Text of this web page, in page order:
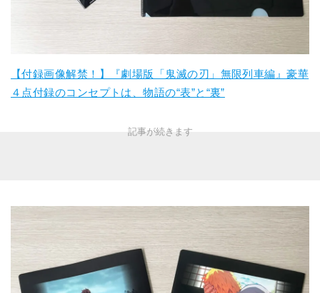
【付録画像解禁！】『劇場版「鬼滅の刃」無限列車編』豪華
４点付録のコンセプトは、物語の“表”と“裏”